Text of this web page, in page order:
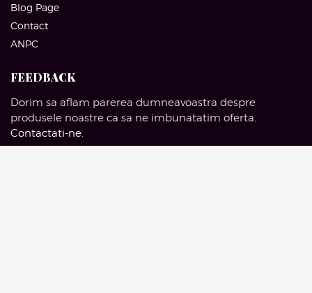
Blog Page
Contact
ANPC
FEEDBACK
Dorim sa aflam parerea dumneavoastra despre
produsele noastre ca sa ne imbunatatim oferta.
Contactati-ne.